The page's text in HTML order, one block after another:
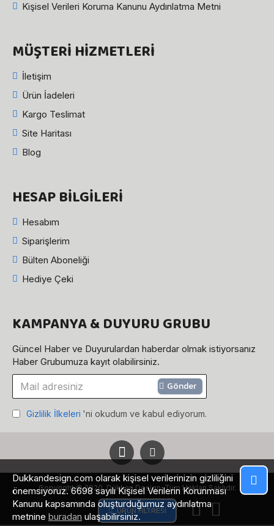
Kişisel Verileri Koruma Kanunu Aydınlatma Metni
MÜŞTERI HIZMETLERI
İletişim
Ürün İadeleri
Kargo Teslimat
Site Haritası
Blog
HESAP BILGILERI
Hesabım
Siparişlerim
Bülten Aboneliği
Hediye Çeki
KAMPANYA & DUYURU GRUBU
Güncel Haber ve Duyurulardan haberdar olmak istiyorsanız
Haber Grubumuza kayıt olabilirsiniz.
Gönder
Gizlilik İlkeleri 'ni okudum ve kabul ediyorum.
Copyright © 2020, Dükkan Design. Tüm Hakları Saklıdır.
Dukkandesign.com olarak kişisel verilerinizin gizliliğini
önemsiyoruz. 6698 sayılı Kişisel Verilerin Korunması
Kanunu kapsamında oluşturduğumuz aydınlatma
metnine buradan ulaşabilirsiniz.ÜRÜN FILTRESI